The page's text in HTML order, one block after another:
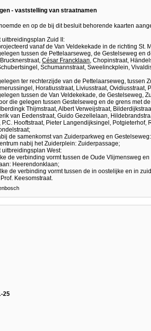
- vaststelling van straatnamen
en op de bij dit besluit behorende kaarten
uitbreidingsplan Zuid II:
vanaf de Van Veldekekade in de richting St.
tussen de Pettelaarseweg, de Gestelseweg en
César Francklaan, Chopinstraat,
Schumannstraat, Sweelinckplein,
ter rechterzijde van de Pettelaarseweg, tussen
Horatiusstraat, Liviusstraat, Ovidiusstraat,
tussen de Van Veldekekade, de Gestelseweg,
die gelegen tussen Gestelseweg en de grens met
Thijmstraat, Albert Verweijstraat,
van Eedenstraat, Guido Gezellelaan,
P.C. Hooftstraat, Pieter Langendijksingel, Potgieterhof,
de samenkomst van Zuiderparkweg en
nabij het Zuiderplein: Zuiderpassage;
uitbreidingsplan West:
de verbinding vormt tussen de Oude Vlijmensweg
Heerendonklaan;
de verbinding vormt tussen de in oostelijke en in
Keesomstraat.
25